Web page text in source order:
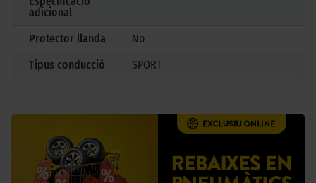
adicional
Protector llanda
No
Tipus conducció
SPORT